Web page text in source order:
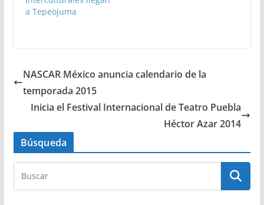
a Tepeojuma
NASCAR México anuncia calendario de la
temporada 2015
Inicia el Festival Internacional de Teatro Puebla
Héctor Azar 2014
Búsqueda